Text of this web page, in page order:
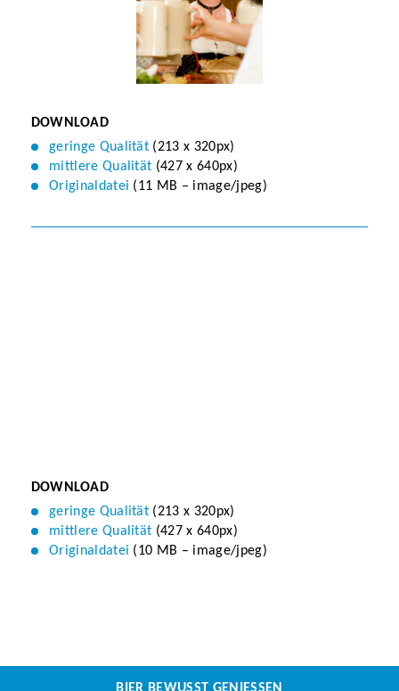
DOWNLOAD
geringe Qualität (213 x 320px)
mittlere Qualität (427 x 640px)
Originaldatei (11 MB – image/jpeg)
DOWNLOAD
geringe Qualität (213 x 320px)
mittlere Qualität (427 x 640px)
Originaldatei (10 MB – image/jpeg)